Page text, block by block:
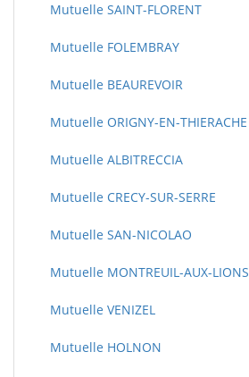
Mutuelle SAINT-FLORENT
Mutuelle FOLEMBRAY
Mutuelle BEAUREVOIR
Mutuelle ORIGNY-EN-THIERACHE
Mutuelle ALBITRECCIA
Mutuelle CRECY-SUR-SERRE
Mutuelle SAN-NICOLAO
Mutuelle MONTREUIL-AUX-LIONS
Mutuelle VENIZEL
Mutuelle HOLNON